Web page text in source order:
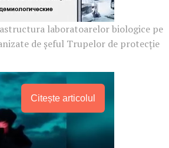
PRESShub
laboratoarelor biologice pe
de șeful Trupelor de protecție
Citește articolul